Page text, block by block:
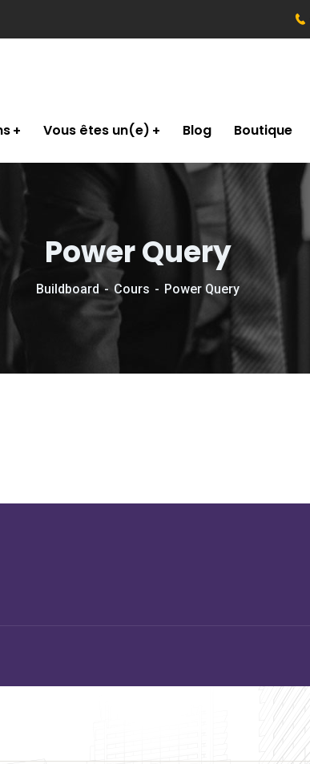
Vous êtes un(e) Blog Boutique
Power Query
Buildboard Cours Power Query